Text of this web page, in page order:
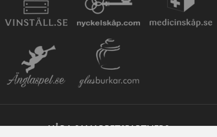
VÅRA SAMARBETSPARTNERS